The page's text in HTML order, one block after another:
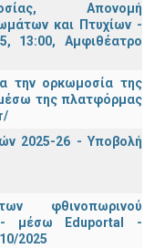
Απονομή
και Πτυχίων -
13:00, Αμφιθέατρο
την ορκωμοσία της
της πλατφόρμας
2025-26 - Υποβολή
φθινοπωρινού
- μέσω Εduportal -
2025